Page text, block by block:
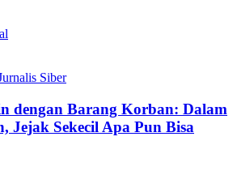
Siber
dengan Barang Korban: Dalam
Jejak Sekecil Apa Pun Bisa